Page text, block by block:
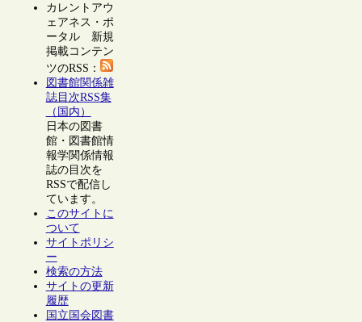
カレントアウ
ェアネス・ポ
ータル 新規
掲載コンテン
ツのRSS：
図書館関係雑
誌目次RSS集
（国内）
日本の図書
館・図書館情
報学関係情報
誌の目次を
RSSで配信し
ています。
このサイトに
ついて
サイトポリシ
ー
検索の方法
サイトの更新
履歴
国立国会図書